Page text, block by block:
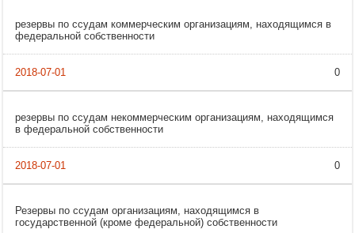
резервы по ссудам коммерческим организациям, находящимся в
федеральной собственности
0
резервы по ссудам некоммерческим организациям, находящимся
в федеральной собственности
0
Резервы по ссудам организациям, находящимся в
государственной (кроме федеральной) собственности